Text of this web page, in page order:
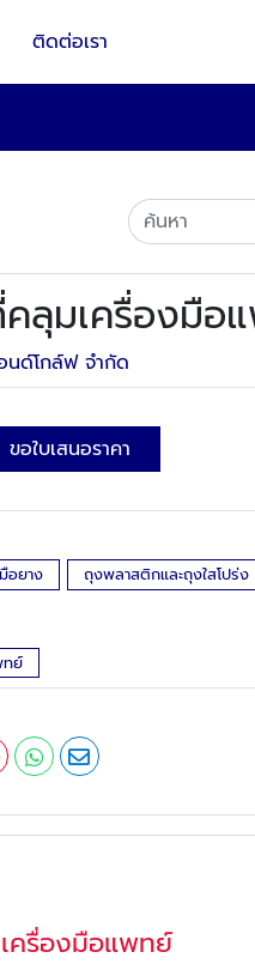
ติดต่อเรา
ลุมเครื่องมือ
ด์โกล์ฟ จำกัด
ขอใบเสนอราคา
อยาง ถุงพลาสติกและถุงใสโปร่ง
ทย์
ครื่องมือแพทย์